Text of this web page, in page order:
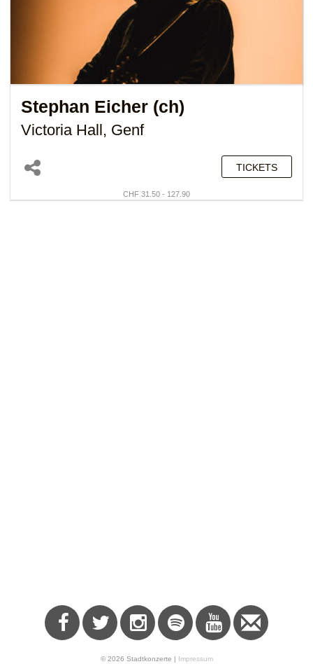
Stephan Eicher (ch)
Victoria Hall, Genf
TICKETS
CHF 31.50 - 127.90
© 2026 Stadtkonzerte | Impressum